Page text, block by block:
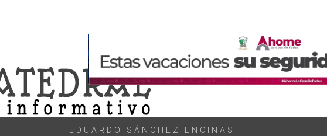
EDUARDO SÁNCHEZ ENCINAS